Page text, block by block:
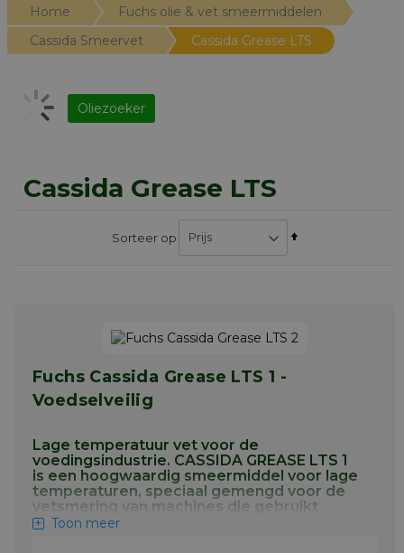
Home
Fuchs olie & vet smeermiddelen
Cassida Smeervet
Cassida Grease LTS
Cassida Grease LTS
Sorteer op
Van
Fuchs Cassida Grease LTS 1 -
Voedselveilig
Lage temperatuur vet voor de
voedingsindustrie. CASSIDA GREASE LTS 1
is een hoogwaardig smeermiddel voor lage
temperaturen, speciaal gemengd voor de
vetsmering van machines die gebruikt
worden in de voedingsmiddelen- en
Toon meer
Oliezoeker